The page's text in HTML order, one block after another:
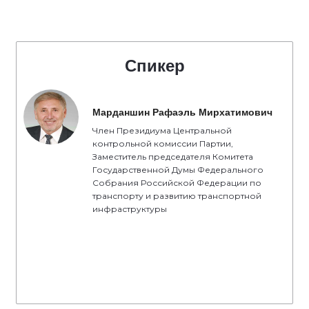
Спикер
Марданшин Рафаэль Мирхатимович
Член Президиума Центральной
контрольной комиссии Партии,
Заместитель председателя Комитета
Государственной Думы Федерального
Собрания Российской Федерации по
транспорту и развитию транспортной
инфраструктуры